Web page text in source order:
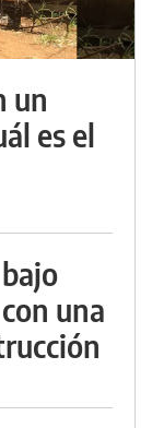
un
es el
una